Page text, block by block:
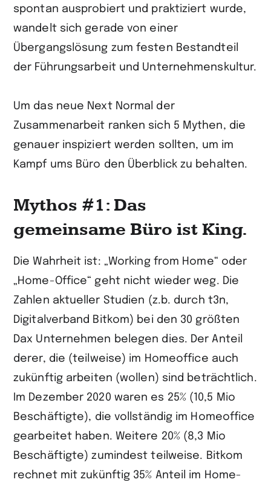
spontan ausprobiert und praktiziert wurde,
wandelt sich gerade von einer
Übergangslösung zum festen Bestandteil
der Führungsarbeit und Unternehmenskultur.
Um das neue Next Normal der
Zusammenarbeit ranken sich 5 Mythen, die
genauer inspiziert werden sollten, um im
Kampf ums Büro den Überblick zu behalten.
Mythos #1: Das
gemeinsame Büro ist King.
Die Wahrheit ist: „Working from Home“ oder
„Home-Office“ geht nicht wieder weg. Die
Zahlen aktueller Studien (z.b. durch t3n,
Digitalverband Bitkom) bei den 30 größten
Dax Unternehmen belegen dies. Der Anteil
derer, die (teilweise) im Homeoffice auch
zukünftig arbeiten (wollen) sind beträchtlich.
Im Dezember 2020 waren es 25% (10,5 Mio
Beschäftigte), die vollständig im Homeoffice
gearbeitet haben. Weitere 20% (8,3 Mio
Beschäftigte) zumindest teilweise. Bitkom
rechnet mit zukünftig 35% Anteil im Home-